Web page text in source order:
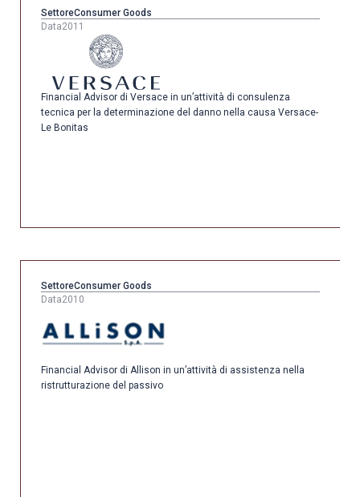
SettoreConsumer Goods
Data2011
Financial Advisor di Versace in un’attività di consulenza
tecnica per la determinazione del danno nella causa Versace-
Le Bonitas
SettoreConsumer Goods
Data2010
Financial Advisor di Allison in un’attività di assistenza nella
ristrutturazione del passivo